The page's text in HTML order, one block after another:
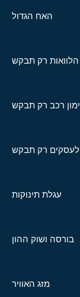
האח הגדול
הלוואות רק תבקש
רכב רק תבקש
לעסקים רק תבקש
עגלת תינוקות
בורסה ושוק ההון
מזג האוויר